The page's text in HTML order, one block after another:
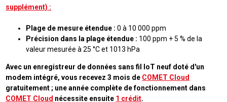
supplément) :
Plage de mesure étendue : 0 à 10 000 ppm
Précision dans la plage étendue : 100 ppm + 5 % de la
valeur mesurée à 25 °C et 1013 hPa
Avec un enregistreur de données sans fil IoT neuf doté d'un
modem intégré, vous recevez 3 mois de COMET Cloud
gratuitement ; une année complète de fonctionnement dans
COMET Cloud nécessite ensuite 1 crédit.